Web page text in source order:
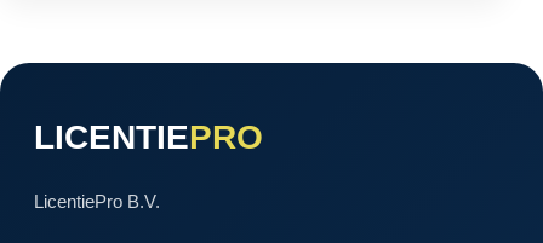
LICENTIEPRO
LicentiePro B.V.